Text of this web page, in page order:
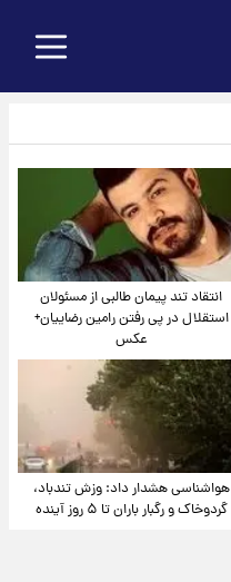
انتقاد تند پیمان طالبی از مسئولان
استقلال در پی رفتن رامین رضاییان+
عکس
هواشناسی هشدار داد: وزش تندباد،
گردوخاک و رگبار باران تا ۵ روز آینده